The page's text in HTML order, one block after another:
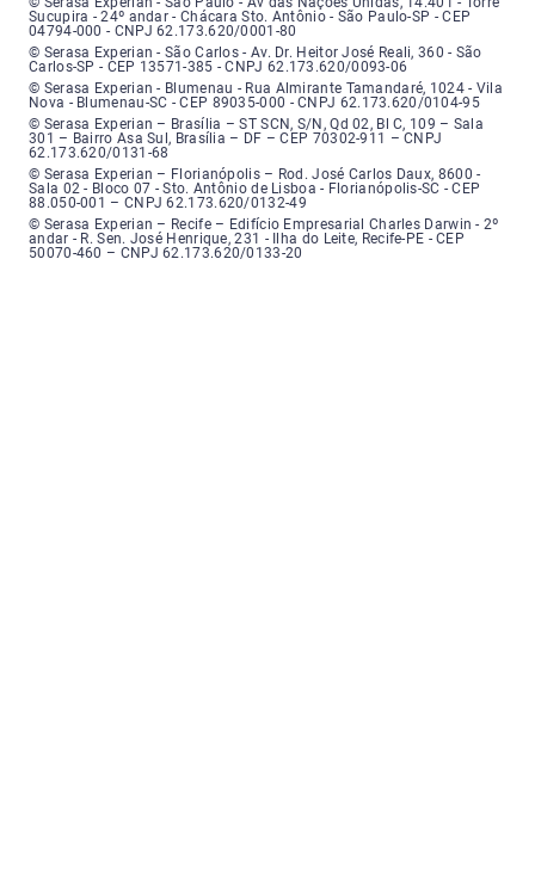
Sucupira - 24º andar - Chácara Sto. Antônio - São Paulo-SP - CEP
04794-000 - CNPJ 62.173.620/0001-80
Serasa Experian - São Carlos - Endereço: Avenida Doutor Heitor José
© Serasa Experian - São Carlos - Av. Dr. Heitor José Reali, 360 - São
Carlos-SP - CEP 13571-385 - CNPJ 62.173.620/0093-06
Serasa Experian - Blumenau - Endereço: Rua Almirante Tamandaré,
© Serasa Experian - Blumenau - Rua Almirante Tamandaré, 1024 - Vila
Nova - Blumenau-SC - CEP 89035-000 - CNPJ 62.173.620/0104-95
Serasa Experian - Brasília, Endereço: Setor Comercial Norte, sem
© Serasa Experian – Brasília – ST SCN, S/N, Qd 02, Bl C, 109 – Sala
301 – Bairro Asa Sul, Brasília – DF – CEP 70302-911 – CNPJ
62.173.620/0131-68
Serasa Experian - Florianópolis, Endereço: Rodovia José Carlos, número
© Serasa Experian – Florianópolis – Rod. José Carlos Daux, 8600 -
Sala 02 - Bloco 07 - Sto. Antônio de Lisboa - Florianópolis-SC - CEP
88.050-001 – CNPJ 62.173.620/0132-49
Serasa Experian - Recife, Endereço: Edifício Empresarial Charles Darwin,
© Serasa Experian – Recife – Edifício Empresarial Charles Darwin - 2º
andar - R. Sen. José Henrique, 231 - Ilha do Leite, Recife-PE - CEP
50070-460 – CNPJ 62.173.620/0133-20